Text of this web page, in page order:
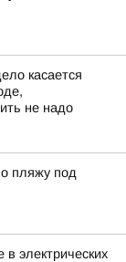
касается
не надо
пляжу под
в электрических